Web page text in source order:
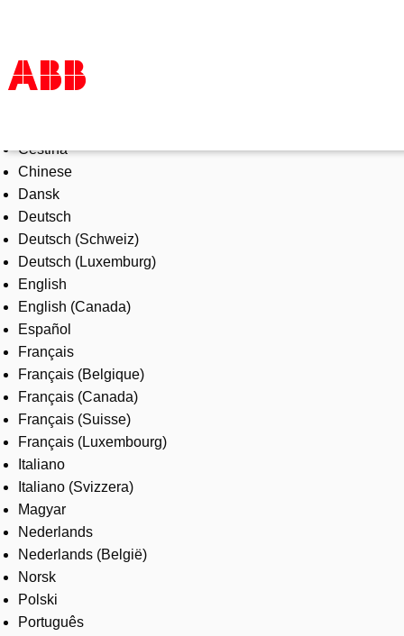
Products & Solutions
Industries
Services
About us
Where to buy
Contact us
Careers
Čeština
Chinese
Dansk
Deutsch
Deutsch (Schweiz)
Deutsch (Luxemburg)
English
English (Canada)
Español
Français
Français (Belgique)
Français (Canada)
Français (Suisse)
Français (Luxembourg)
Italiano
Italiano (Svizzera)
Magyar
Nederlands
Nederlands (België)
Norsk
Polski
Português